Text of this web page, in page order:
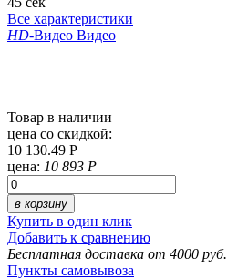
Все характеристики
HD-Видео Видео
Товар в наличии
цена со скидкой:
10 130.49 Р
цена: 10 893 Р
в корзину
Купить в один клик
Добавить к сравнению
Бесплатная доставка от 4000 руб.
Пункты самовывоза